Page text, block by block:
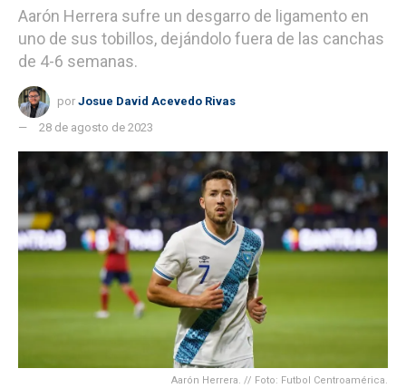
Aarón Herrera sufre un desgarro de ligamento en
uno de sus tobillos, dejándolo fuera de las canchas
de 4-6 semanas.
por Josue David Acevedo Rivas
28 de agosto de 2023
Aarón Herrera. // Foto: Futbol Centroamérica.